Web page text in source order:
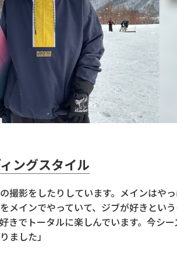
ングスタイル
撮影をしたりしています。メインはや
メインでやっていて、ジブが好きとい
きでトータルに楽しんでいます。今シ
ました」